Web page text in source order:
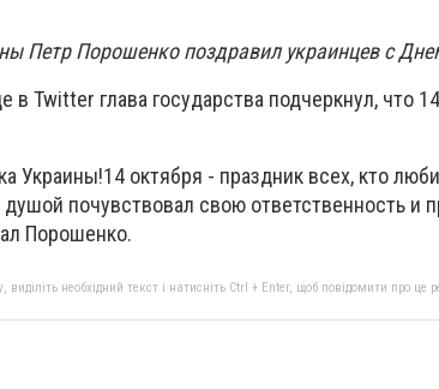
Петр Порошенко поздравил украинцев с
в Twitter глава государства подчеркнул, что
Украины!14 октября - праздник всех, кто
почувствовал свою ответственность и
Порошенко.
необхідний текст і натисніть Ctrl + Enter, щоб повідомити про це